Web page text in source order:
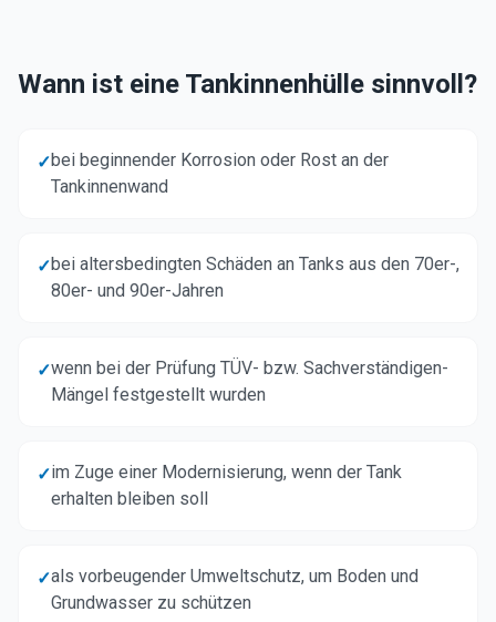
Wann ist eine Tankinnenhülle sinnvoll?
✓bei beginnender Korrosion oder Rost an der
Tankinnenwand
✓bei altersbedingten Schäden an Tanks aus den 70er-,
80er- und 90er-Jahren
✓wenn bei der Prüfung TÜV- bzw. Sachverständigen-
Mängel festgestellt wurden
✓im Zuge einer Modernisierung, wenn der Tank
erhalten bleiben soll
✓als vorbeugender Umweltschutz, um Boden und
Grundwasser zu schützen